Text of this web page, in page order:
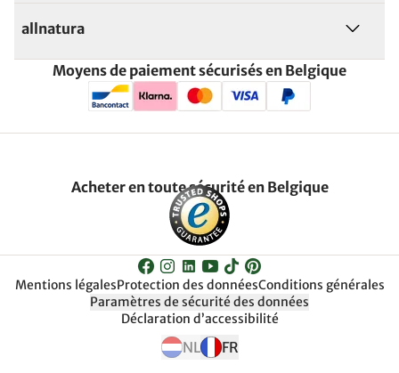
allnatura
Moyens de paiement sécurisés en Belgique
Acheter en toute sécurité en Belgique
Mentions légalesProtection des donnéesConditions générales
Paramètres de sécurité des données
Déclaration d’accessibilité
NL FR